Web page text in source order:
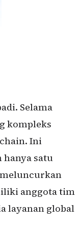
Selama
kompleks
Ini
satu
anggota tim
layanan global